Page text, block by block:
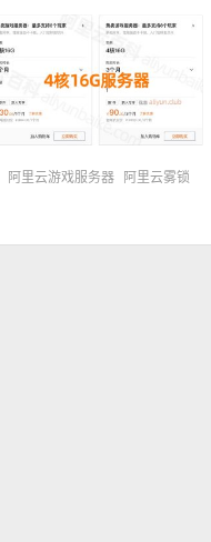
阿里云游戏服务器
阿里云雾锁